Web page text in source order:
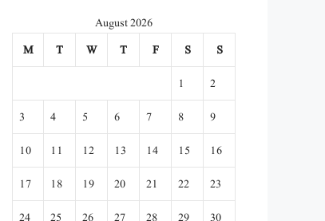
August 2026
M
T W T F S
S
1
2
3
4 5 6 7 8
9
10
11 12 13 14 15
16
17
18 19 20 21 22
23